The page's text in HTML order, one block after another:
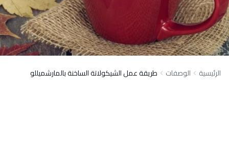
الرئيسية الوصفات طريقة عمل الشيكولاتة الساخنة بالمارشميللو